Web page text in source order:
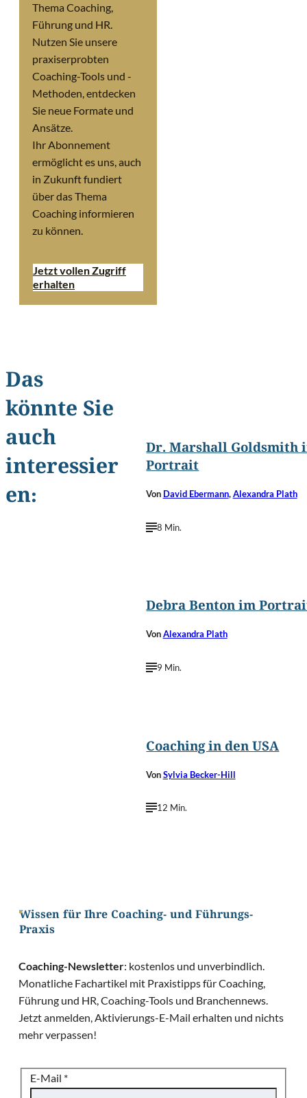
Thema Coaching,
Führung und HR.
Nutzen Sie unsere
praxiserprobten
Coaching-Tools und -
Methoden, entdecken
Sie neue Formate und
Ansätze.
Ihr Abonnement
ermöglicht es uns, auch
in Zukunft fundiert
über das Thema
Coaching informieren
zu können.
Jetzt vollen Zugriff
erhalten
Das
könnte Sie
auch
interessier
en:
Dr. Marshall Goldsmith
Portrait
Von David Ebermann,Alexandra Plath
8 Min.
Debra Benton im
VonAlexandra Plath
9 Min.
Coaching in den USA
VonSylvia Becker-Hill
12 Min.
Wissen für Ihre Coaching- und Führungs-
Praxis
Coaching-Newsletter: kostenlos und unverbindlich.
Monatliche Fachartikel mit Praxistipps für Coaching,
Führung und HR, Coaching-Tools und Branchennews.
Jetzt anmelden, Aktivierungs-E-Mail erhalten und nichts
mehr verpassen!
E-Mail *